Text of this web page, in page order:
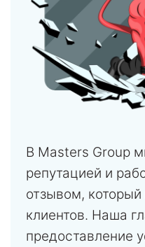
В Masters Group
репутацией и
отзывом,
клиентов. Наша
предоставление